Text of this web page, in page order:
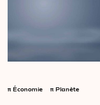
Science
et
Société
Géopolitique
π Économie π Planète